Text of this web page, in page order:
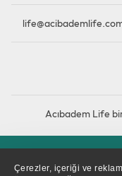
Çerezler, içeriği ve
Acıbadem Life